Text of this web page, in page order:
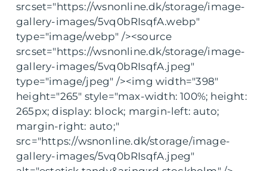
srcset="https://wsnonline.dk/storage/image-
gallery-images/5vq0bRIsqfA.webp"
type="image/webp" /><source
srcset="https://wsnonline.dk/storage/image-
gallery-images/5vq0bRIsqfA.jpeg"
type="image/jpeg" /><img width="398"
height="265" style="max-width: 100%; height:
265px; display: block; margin-left: auto;
margin-right: auto;"
src="https://wsnonline.dk/storage/image-
gallery-images/5vq0bRIsqfA.jpeg"